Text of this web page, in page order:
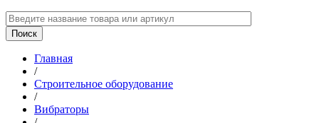
Главная
/
Строительное оборудование
/
Вибраторы